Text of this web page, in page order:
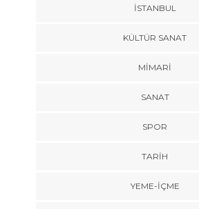
İSTANBUL
KÜLTÜR SANAT
MIMARI
SANAT
SPOR
TARİH
YEME-İÇME